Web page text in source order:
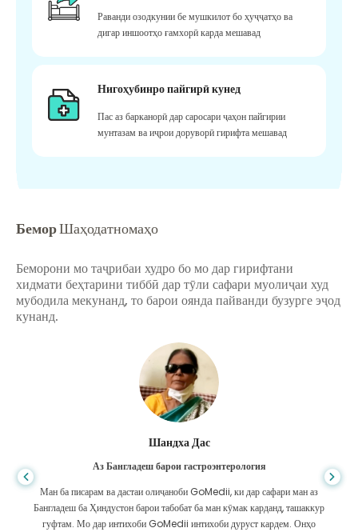
Раванди озодкунии бе мушкилот бо ҳуҷҷатҳо ва
дигар иншоотҳо ғамхорӣ карда мешавад
Нигоҳубинро пайгирӣ кунед
Пас аз барканорӣ дар саросари ҷаҳон пайгирии
мунтазам ва иҷрои доруворӣ гирифта мешавад
БеморШаҳодатномаҳо
Беморони мо таҷрибаи худро бо мо дар гирифтани
хидмати беҳтарини тиббӣ дар тӯли сафари муолиҷаи худ
мубодила мекунанд, то барои оянда пайванди бузурге эҷод
кунанд.
Шандха Дас
Аз Бангладеш барои гастроэнтерология
Ман ба писарам ва дастаи олиҷаноби GoMedii, ки дар сафари ман аз
Бангладеш ба Ҳиндустон барои табобат ба ман кӯмак карданд, ташаккур
гуфтам. Мо дар интихоби GoMedii интихоби дуруст кардем. Онҳо